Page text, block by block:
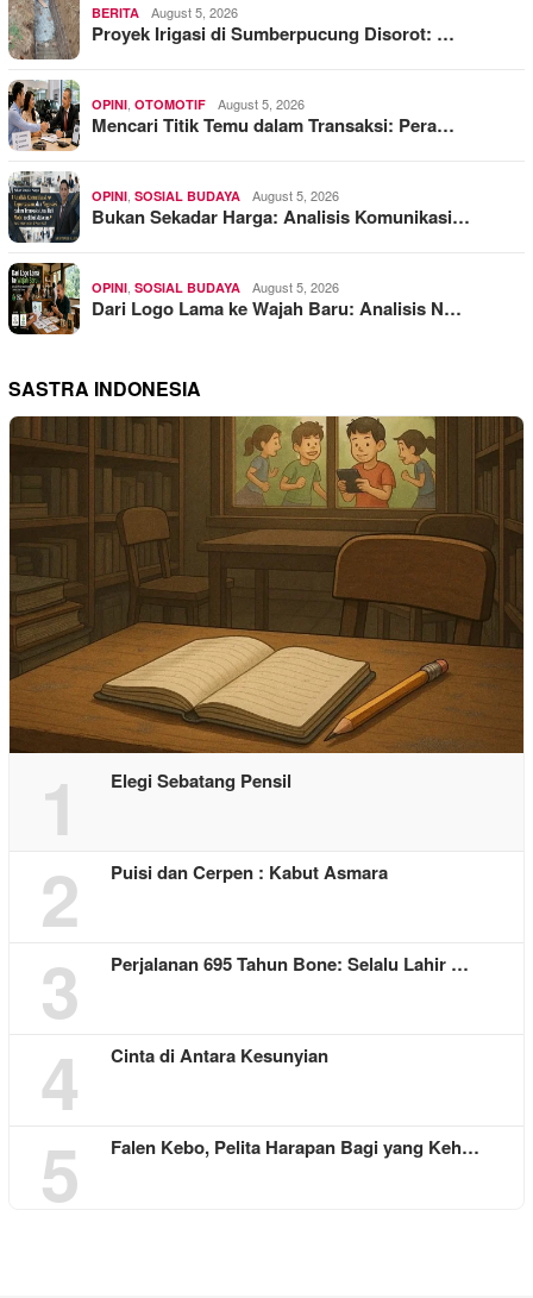
BERITA August 5, 2026
Proyek Irigasi di Sumberpucung Disorot: …
OPINI OTOMOTIF August 5, 2026
Mencari Titik Temu dalam Transaksi: Pera…
OPINI SOSIAL BUDAYA August 5, 2026
Bukan Sekadar Harga: Analisis Komunikasi…
OPINI SOSIAL BUDAYA August 5, 2026
Dari Logo Lama ke Wajah Baru: Analisis N…
SASTRA INDONESIA
1 Elegi Sebatang Pensil
2 Puisi dan Cerpen : Kabut Asmara
3 Perjalanan 695 Tahun Bone: Selalu Lahir …
4 Cinta di Antara Kesunyian
5 Falen Kebo, Pelita Harapan Bagi yang Keh…